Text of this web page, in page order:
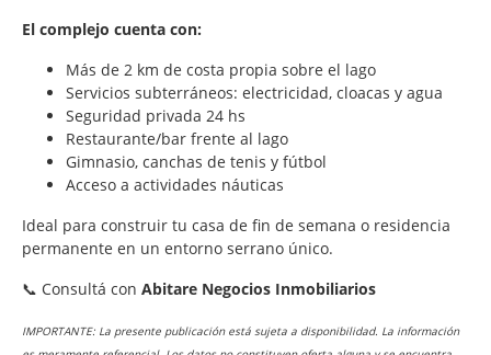
El complejo cuenta con:
Más de 2 km de costa propia sobre el lago
Servicios subterráneos: electricidad, cloacas y agua
Seguridad privada 24 hs
Restaurante/bar frente al lago
Gimnasio, canchas de tenis y fútbol
Acceso a actividades náuticas
Ideal para construir tu casa de fin de semana o residencia
permanente en un entorno serrano único.
📞 Consultá con Abitare Negocios Inmobiliarios
IMPORTANTE: La presente publicación está sujeta a disponibilidad. La información